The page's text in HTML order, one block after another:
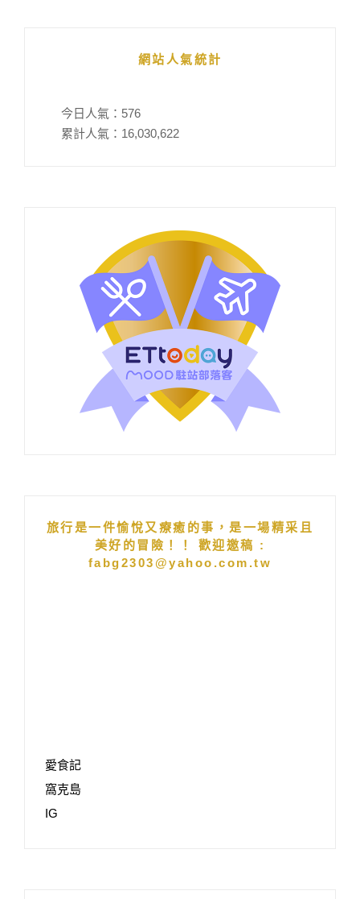
網站人氣統計
今日人氣： 576
累計人氣： 16,030,622
旅行是一件愉悅又療癒的事，是一場精采且
美好的冒險！！ 歡迎邀稿 :
fabg2303@yahoo.com.tw
愛食記
窩克島
IG